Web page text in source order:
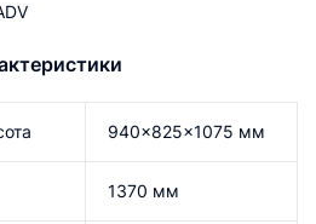
940×825×1075 мм
1370 мм